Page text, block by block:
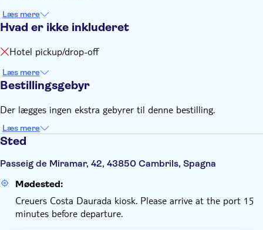
Læs mere
Hvad er ikke inkluderet
Hotel pickup/drop-off
Læs mere
Bestillingsgebyr
Der lægges ingen ekstra gebyrer til denne bestilling.
Læs mere
Sted
Passeig de Miramar, 42, 43850 Cambrils, Spagna
Mødested:
Creuers Costa Daurada kiosk. Please arrive at the port 15
minutes before departure.